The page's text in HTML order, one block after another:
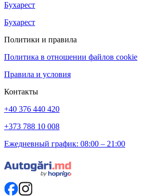
Бухарест
Бухарест
Политики и правила
Политика в отношении файлов cookie
Правила и условия
Контакты
+40 376 440 420
+373 788 10 008
Ежедневный график: 08:00 – 21:00